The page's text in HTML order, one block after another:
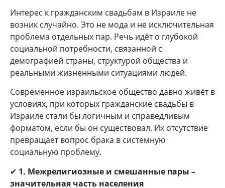
Интерес к гражданским свадьбам в Израиле не
возник случайно. Это не мода и не исключительная
проблема отдельных пар. Речь идёт о глубокой
социальной потребности, связанной с
демографией страны, структурой общества и
реальными жизненными ситуациями людей.
Современное израильское общество давно живёт в
условиях, при которых гражданские свадьбы в
Израиле стали бы логичным и справедливым
форматом, если бы он существовал. Их отсутствие
превращает вопрос брака в системную
социальную проблему.
✔ 1. Межрелигиозные и смешанные пары –
значительная часть населения